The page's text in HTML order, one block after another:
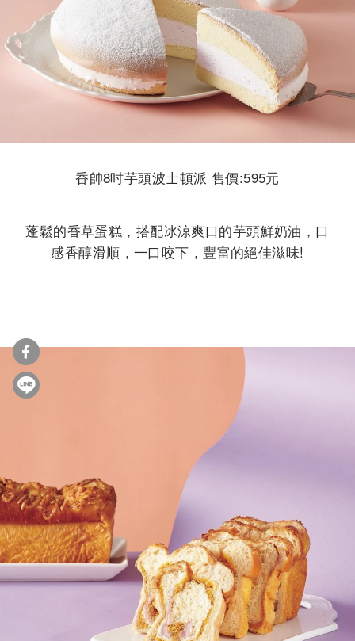
香帥8吋芋頭波士頓派 售價:595元
蓬鬆的香草蛋糕，搭配冰涼爽口的芋頭鮮奶油，口
感香醇滑順，一口咬下，豐富的絕佳滋味!